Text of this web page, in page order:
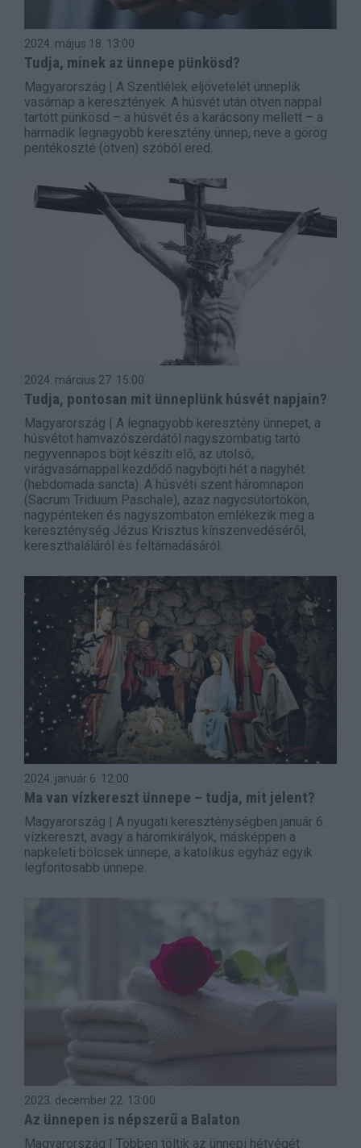
2024. május 18. 13:00
Tudja, minek az ünnepe pünkösd?
Magyarország | A Szentlélek eljövetelét ünneplik
vasárnap a keresztények. A húsvét után ötven nappal
tartott pünkösd – a húsvét és a karácsony mellett – a
harmadik legnagyobb keresztény ünnep, neve a görög
pentékoszté (ötven) szóból ered.
2024. március 27. 15:00
Tudja, pontosan mit ünneplünk húsvét napjain?
Magyarország | A legnagyobb keresztény ünnepet, a
húsvétot hamvazószerdától nagyszombatig tartó
negyvennapos böjt készíti elő, az utolsó,
virágvasárnappal kezdődő nagyböjti hét a nagyhét
(hebdomada sancta). A húsvéti szent háromnapon
(Sacrum Triduum Paschale), azaz nagycsütörtökön,
nagypénteken és nagyszombaton emlékezik meg a
kereszténység Jézus Krisztus kínszenvedéséről,
kereszthaláláról és feltámadásáról.
2024. január 6. 12:00
Ma van vízkereszt ünnepe – tudja, mit jelent?
Magyarország | A nyugati kereszténységben január 6.
vízkereszt, avagy a háromkirályok, másképpen a
napkeleti bölcsek ünnepe, a katolikus egyház egyik
legfontosabb ünnepe.
2023. december 22. 13:00
Az ünnepen is népszerű a Balaton
Magyarország | Többen töltik az ünnepi hétvégét